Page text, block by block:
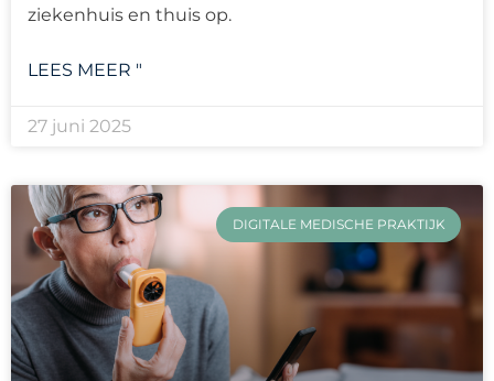
ziekenhuis en thuis op.
LEES MEER "
27 juni 2025
DIGITALE MEDISCHE PRAKTIJK